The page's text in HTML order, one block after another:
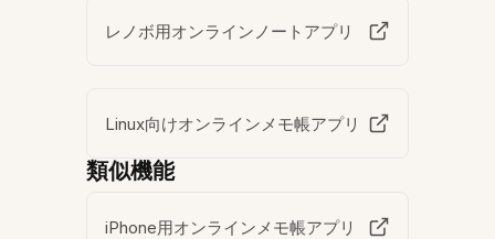
レノボ用オンラインノートアプリ
Linux向けオンラインメモ帳アプリ
類似機能
iPhone用オンラインメモ帳アプリ